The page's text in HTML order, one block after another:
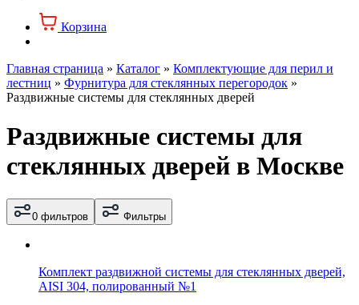
Корзина
Главная страница » Каталог » Комплектующие для перил и
лестниц » Фурнитура для стеклянных перегородок »
Раздвижные системы для стеклянных дверей
Раздвижные системы для
стеклянных дверей в Москве
0 фильтров Фильтры
Комплект раздвижной системы для стеклянных дверей,
AISI 304, полированный №1